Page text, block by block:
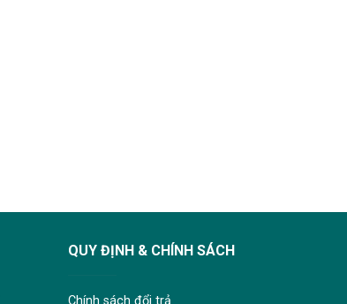
QUY ĐỊNH & CHÍNH SÁCH
Chính sách đổi trả